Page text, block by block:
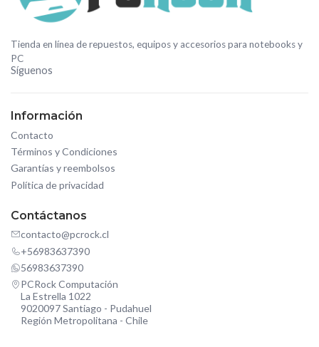
Tienda en línea de repuestos, equipos y accesorios para notebooks y
PC
Síguenos
Información
Contacto
Términos y Condiciones
Garantías y reembolsos
Política de privacidad
Contáctanos
contacto@pcrock.cl
+56983637390
56983637390
PCRock Computación
La Estrella 1022
9020097 Santiago - Pudahuel
Región Metropolitana - Chile